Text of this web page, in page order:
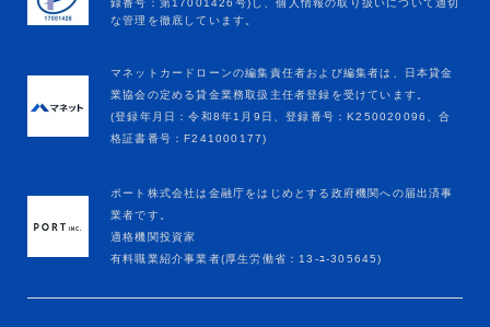
マネットカードローンの編集責任者および編集者は、日本貸金
業協会の定める貸金業務取扱主任者登録を受けています。
(登録年月日：令和8年1月9日、登録番号：K250020096、合
格証書番号：F241000177)
ポート株式会社は金融庁をはじめとする政府機関への届出済事
業者です。
適格機関投資家
有料職業紹介事業者(厚生労働省：13-ﾕ-305645)